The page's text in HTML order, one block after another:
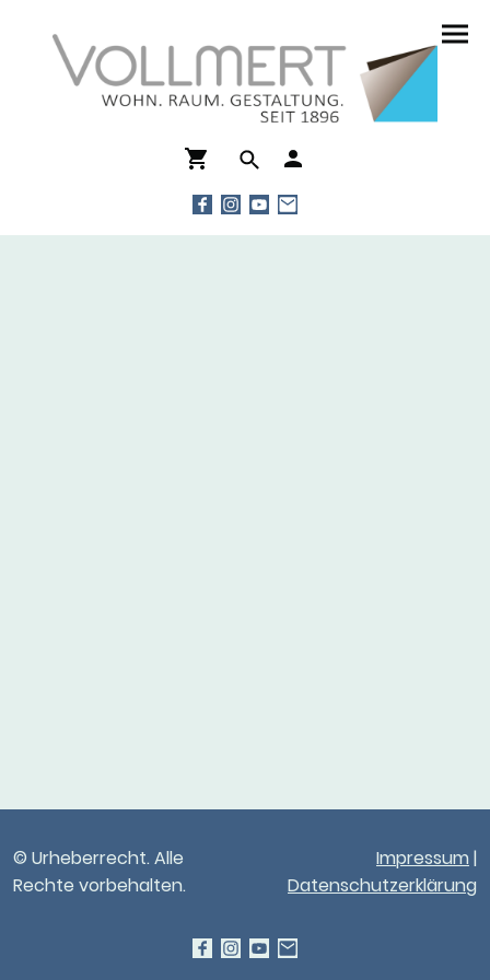
© Urheberrecht. Alle
Rechte vorbehalten.
Impressum |
Datenschutzerklärung